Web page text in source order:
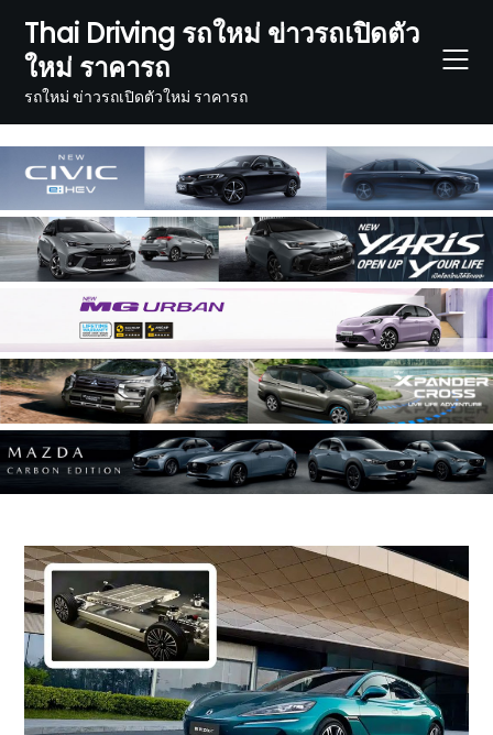
content
Thai Driving รถใหม่ ข่าวรถเปิดตัว
ใหม่ ราคารถ
รถใหม่ ข่าวรถเปิดตัวใหม่ ราคารถ